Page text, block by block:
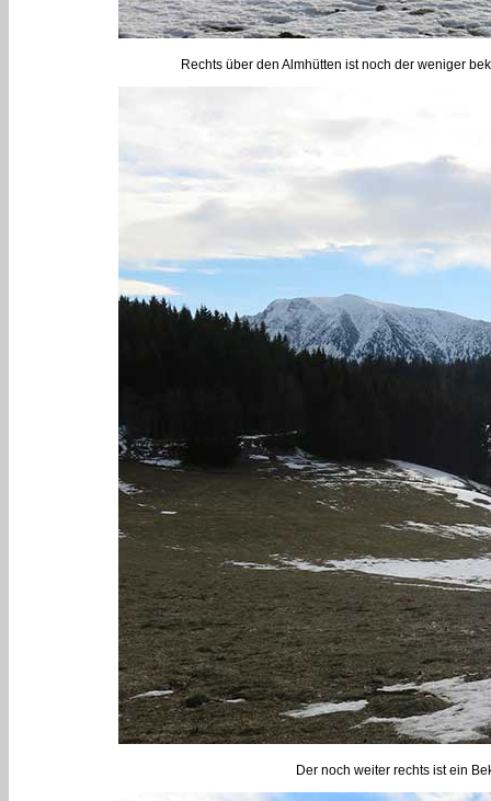
Rechts über den Almhütten ist noch der weniger
Der noch weiter rechts ist ein